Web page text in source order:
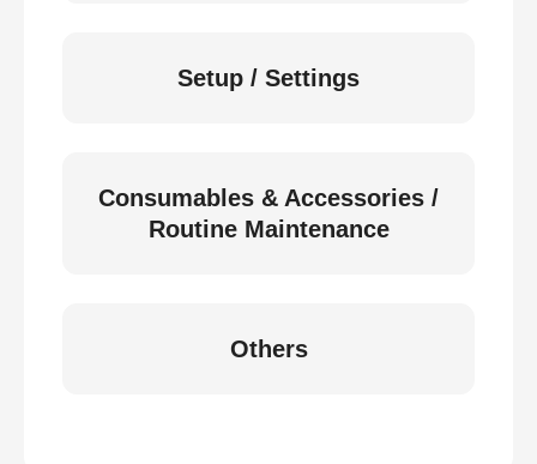
Setup / Settings
Consumables & Accessories /
Routine Maintenance
Others